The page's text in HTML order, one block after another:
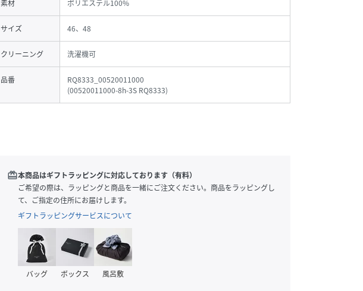
素材 ポリエステル100%
サイズ 46、48
クリーニング 洗濯機可
品番
RQ8333_00520011000
(00520011000-8h-3S RQ8333)
redeem本商品はギフトラッピングに対応しております（有料）
ご希望の際は、ラッピングと商品を一緒にご注文ください。商品をラッピングし
て、ご指定の住所にお届けします。
ギフトラッピングサービスについて
バッグ ボックス 風呂敷